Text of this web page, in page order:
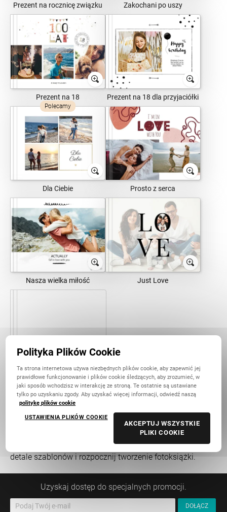
Prezent na rocznicę związku Zakochani po uszy
Prezent na 18 Prezent na 18 dla przyjaciółki
Polecamy
Dla Ciebie Prosto z serca
Nasza wielka miłość Just Love
Pusty projekt
Dla Niej
Znajdź idealną oprawę dla Twoich zdjęć. Wybierz jeden
spośród wielu gotowych, przygotowanych z dbałością o
detale szablonów i rozpocznij tworzenie fotoksiążki.
Uzyskaj dostęp do specjalnych promocji.
Polityka Plików Cookie
Ta strona internetowa używa niezbędnych plików cookie, aby zapewnić jej
prawidłowe funkcjonowanie i plików cookie śledzących, aby zrozumieć, w
jaki sposób wchodzisz w interakcję ze stroną. Te ostatnie są ustawiane
tylko po uzyskaniu zgody. Aby uzyskać więcej informacji, odwiedź naszą
politykę plików cookie
USTAWIENIA PLIKÓW COOKIE
AKCEPTUJ WSZYSTKIE
PLIKI COOKIE